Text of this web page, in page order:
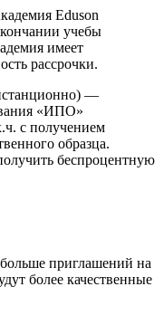
Eduson
учебы
имеет
рассрочки.
—
«ИПО»
с получением
образца.
беспроцентную
приглашений на
более качественные